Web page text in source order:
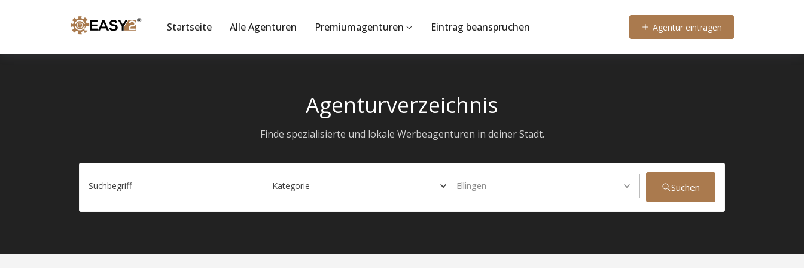
Startseite Alle Agenturen Premiumagenturen Eintrag beanspruchen Agentur eintragen
Agenturverzeichnis
Finde spezialisierte und lokale Werbeagenturen in deiner Stadt.
Suchbegriff Kategorie Ellingen Suchen